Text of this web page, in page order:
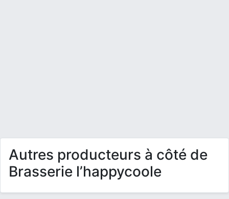
Autres producteurs à côté de
Brasserie l’happycoole